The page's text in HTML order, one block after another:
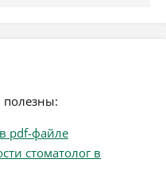
полезны:
pdf-файле
стоматолог в